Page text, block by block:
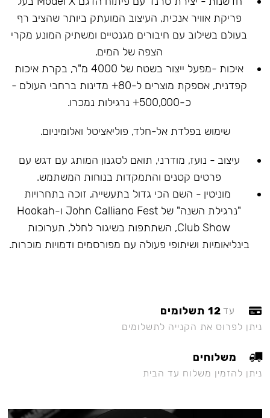
פריקת אוויר אנכית, העיצוב המועתק ביותר שהציב רף
בעולם בשילוב עם חיבורים מגנטיים ומשתיק המונע מקרי
הצפה של המים.
איכות -מפעל ייצור בשטח של 4000 מ"ר, בקרת איכות
קפדנית, אספקת מוצרים ל-80+ מדינות ברחבי העולם -
כ-500,000+ נרגילות נמכרו.
שימוש בפלדת אל-חלד, פוליאציטל ואלומיניום.
עיצוב - נועז, מודרני, תואם לסגנון המותג עם דגש עם
פרטים קטנים והתמקדות בנוחות המשתמש.
מוניטין - השם הכי גדול בתעשייה, זוכה בתחרויות
"נרגילת השנה" של John Calliano Fest ו-Hookah
Club Show, השתתפות בשיגור לחלל, תערוכות
בינליאומיות ושיתופי פעולה עם מפורסמים ודמויות מוכרות.
עד 12 תשלומים
ניתן לפרוס את הקנייה לתשלומים
משלוחים
ניתן להזמין משלוח עד הבית